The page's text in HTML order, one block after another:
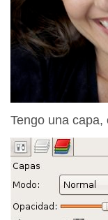
Tengo una